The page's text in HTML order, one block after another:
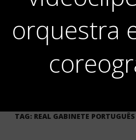
orquestra
TAG: REAL GABINETE